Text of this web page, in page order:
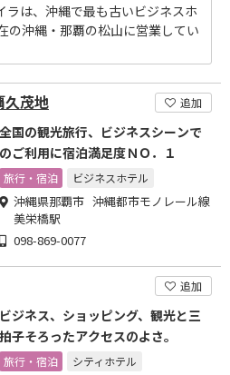
ラは、沖縄で最も古いビジネスホ
の沖縄・那覇の松山に営業してい
久茂地 追加
全国の観光旅行、ビジネスシーンで
のご利用に宿泊満足度ＮＯ．１
旅行・宿泊 ビジネスホテル
沖縄県那覇市 沖縄都市モノレール線
美栄橋駅
098-869-0077
追加
ビジネス、ショッピング、観光と三
拍子そろったアクセスのよさ。
旅行・宿泊 シティホテル